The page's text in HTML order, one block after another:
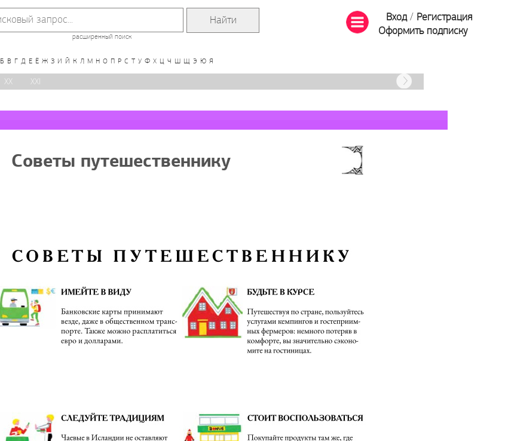
расширенный поиск
Вход/ Регистрация
Оформить подписку
Б В Г Д Е Ё Ж З И Й К Л М Н О П Р С Т У Ф Х Ц Ч Ш Щ Э Ю Я
XX XXI
Советы путешественнику